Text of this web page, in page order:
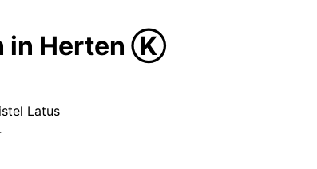
in Herten Ⓚ
Latus